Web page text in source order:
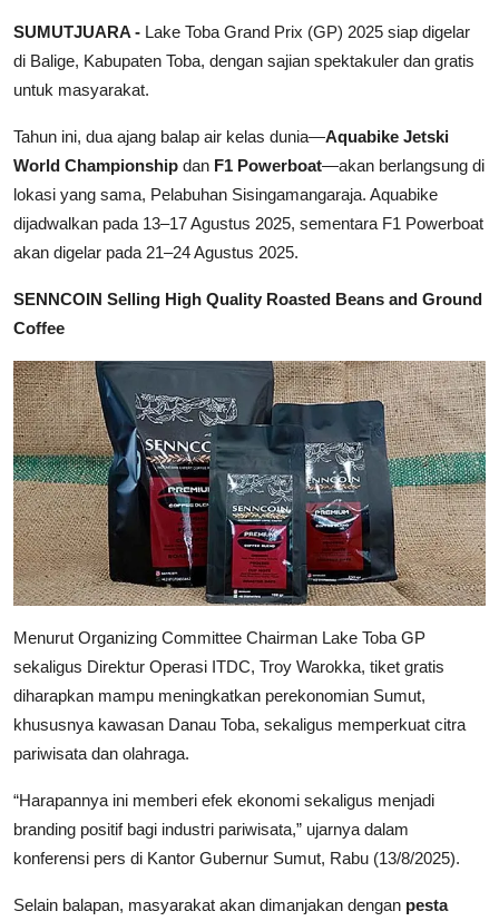
SUMUTJUARA - Lake Toba Grand Prix (GP) 2025 siap digelar
di Balige, Kabupaten Toba, dengan sajian spektakuler dan gratis
untuk masyarakat.
Tahun ini, dua ajang balap air kelas dunia—Aquabike Jetski
World Championship dan F1 Powerboat—akan berlangsung di
lokasi yang sama, Pelabuhan Sisingamangaraja. Aquabike
dijadwalkan pada 13–17 Agustus 2025, sementara F1 Powerboat
akan digelar pada 21–24 Agustus 2025.
SENNCOIN Selling High Quality Roasted Beans and Ground
Coffee
Menurut Organizing Committee Chairman Lake Toba GP
sekaligus Direktur Operasi ITDC, Troy Warokka, tiket gratis
diharapkan mampu meningkatkan perekonomian Sumut,
khususnya kawasan Danau Toba, sekaligus memperkuat citra
pariwisata dan olahraga.
“Harapannya ini memberi efek ekonomi sekaligus menjadi
branding positif bagi industri pariwisata,” ujarnya dalam
konferensi pers di Kantor Gubernur Sumut, Rabu (13/8/2025).
Selain balapan, masyarakat akan dimanjakan dengan pesta